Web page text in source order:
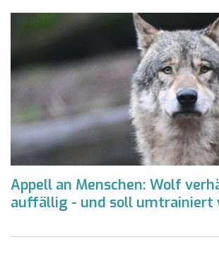
Appell an Menschen: Wolf
auffällig - und soll umtrainiert